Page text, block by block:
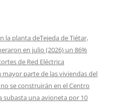
la planta deTejeda de Tiétar,
en julio (2026) un 86%
de Red Eléctrica
mayor parte de las viviendas del
se construirán en el Centro
subasta una avioneta por 10